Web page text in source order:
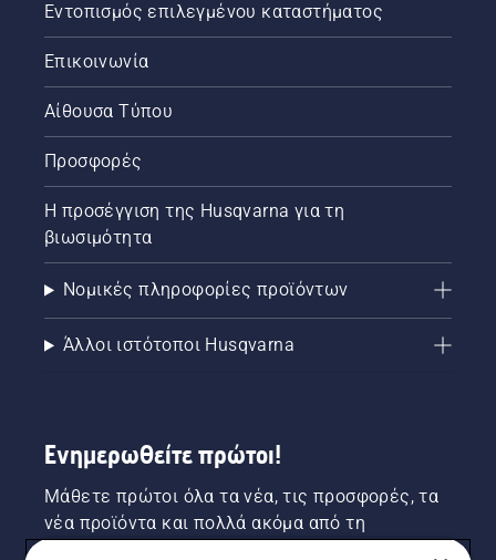
Εντοπισμός επιλεγμένου καταστήματος
Επικοινωνία
Αίθουσα Τύπου
Προσφορές
Η προσέγγιση της Husqvarna για τη
βιωσιμότητα
Νομικές πληροφορίες προϊόντων
Άλλοι ιστότοποι Husqvarna
Ενημερωθείτε πρώτοι!
Μάθετε πρώτοι όλα τα νέα, τις προσφορές, τα
νέα προϊόντα και πολλά ακόμα από τη